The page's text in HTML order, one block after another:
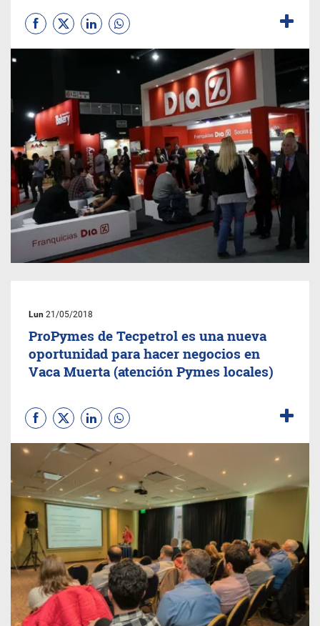
Lun 21/05/2018
ProPymes de Tecpetrol es una nueva
oportunidad para hacer negocios en
Vaca Muerta (atención Pymes locales)